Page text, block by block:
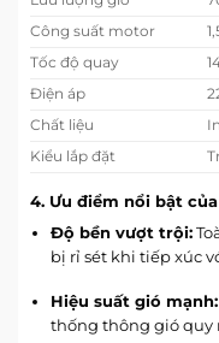
Công suất motor
Tốc độ quay
Điện áp
Chất liệu
Kiểu lắp đặt
4. Ưu điểm nổi bật
Độ bền vượt trội:
bị rỉ sét khi tiếp xúc
Hiệu suất gió mạnh:
thống thông gió quy